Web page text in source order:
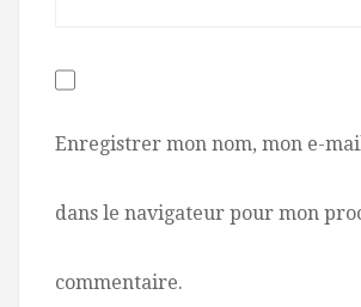
Enregistrer mon nom, mon e-
dans le navigateur pour mon
commentaire.